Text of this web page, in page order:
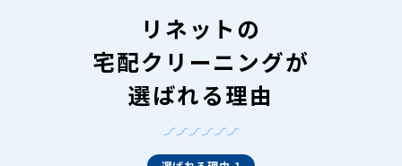
リネットの
宅配クリーニングが
選ばれる理由